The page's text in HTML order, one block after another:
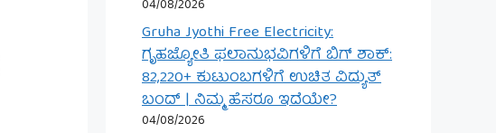
04/08/2026
Gruha Jyothi Free Electricity:
ಗೃಹಜ್ಯೋತಿ ಫಲಾನುಭವಿಗಳಿಗೆ ಬಿಗ್ ಶಾಕ್:
82,220+ ಕುಟುಂಬಗಳಿಗೆ ಉಚಿತ ವಿದ್ಯುತ್
ಬಂದ್ | ನಿಮ್ಮ ಹೆಸರೂ ಇದೆಯೇ?
04/08/2026